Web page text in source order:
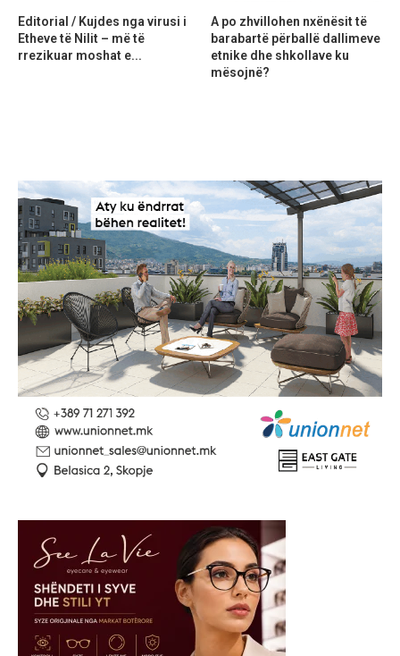
Editorial / Kujdes nga virusi i
Etheve të Nilit – më të
rrezikuar moshat e...
A po zhvillohen nxënësit të
barabartë përballë dallimeve
etnike dhe shkollave ku
mësojnë?